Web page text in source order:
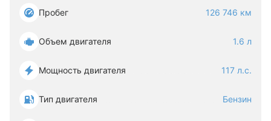
Пробег 126 746 км
Объем двигателя 1.6 л
Мощность двигателя 117 л.с.
Тип двигателя Бензин